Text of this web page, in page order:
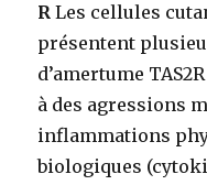
RLes cellules
présentent
d’amertume
à des agressions
inflammations
biologiques